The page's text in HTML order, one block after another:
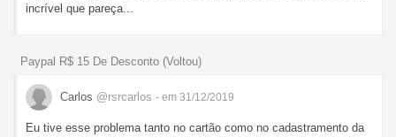
incrível que pareça...
Paypal R$ 15 De Desconto (Voltou)
Carlos @rsrcarlos - em 31/12/2019
Eu tive esse problema tanto no cartão como no cadastramento da